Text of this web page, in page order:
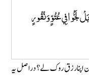
فِي عُتُوٍّ وَنُفُورٍ
اپنا رزق روک لے؟ دراصل یہ